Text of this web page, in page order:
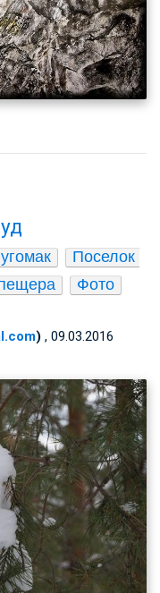
Поселок
Фото
) , 09.03.2016